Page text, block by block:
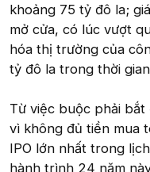
khoảng 75 tỷ đô la;
mở cửa, có lúc vượt
hóa thị trường của
tỷ đô la trong thời
Từ việc buộc phải bắt
vì không đủ tiền mua
IPO lớn nhất trong
hành trình 24 năm